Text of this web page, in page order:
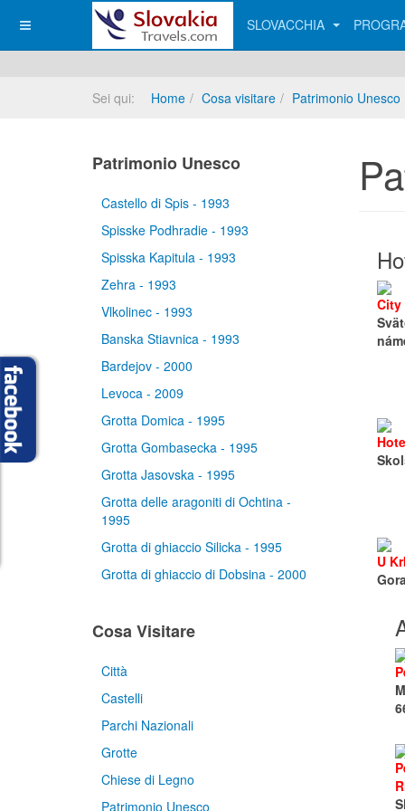
SLOVACCHIA
Sei qui: Home Cosa visitare Patrimonio Unesco
City
U
Patrimonio Unesco
Castello di Spis - 1993
Spisske Podhradie - 1993
Spisska Kapitula - 1993
Zehra - 1993
Vlkolinec - 1993
Banska Stiavnica - 1993
Bardejov - 2000
Levoca - 2009
Grotta Domica - 1995
Grotta Gombasecka - 1995
Grotta Jasovska - 1995
Grotta delle aragoniti di Ochtina -
1995
Grotta di ghiaccio Silicka - 1995
Grotta di ghiaccio di Dobsina - 2000
Cosa Visitare
Città
Castelli
Parchi Nazionali
Grotte
Chiese di Legno
Patrimonio Unesco